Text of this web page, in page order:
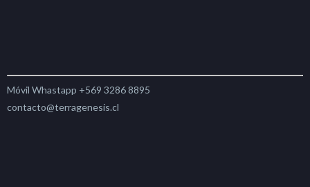
Móvil Whastapp +569 3286 8895
contacto@terragenesis.cl